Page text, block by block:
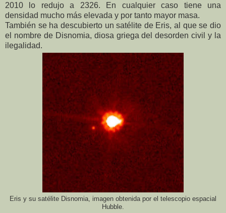
2010 lo redujo a 2326. En cualquier caso tiene una
densidad mucho más elevada y por tanto mayor masa.
También se ha descubierto un satélite de Eris, al que se dio
el nombre de Disnomia, diosa griega del desorden civil y la
ilegalidad.
Eris y su satélite Disnomia, imagen obtenida por el telescopio espacial
Hubble.